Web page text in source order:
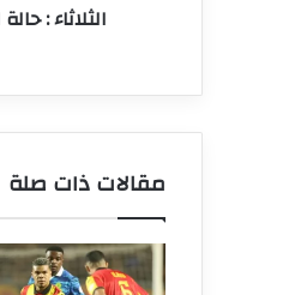
الثلاثاء :
مقالات ذات صلة